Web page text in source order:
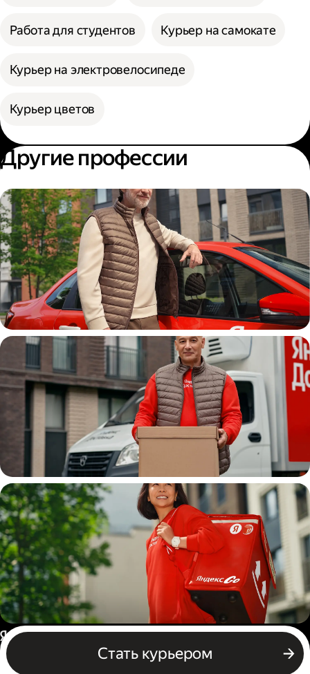
Работа для студентов Курьер на самокате
Курьер на электровелосипеде
Курьер цветов
Другие профессии
Автокурьер
Водитель
грузовой машины
Пеший курьер
Стать курьером
Россия